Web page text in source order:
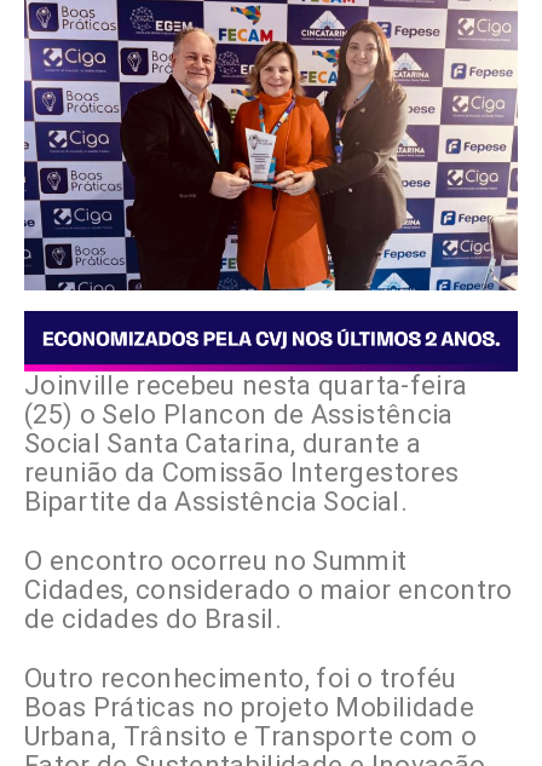
Joinville recebeu nesta quarta-feira
(25) o Selo Plancon de Assistência
Social Santa Catarina, durante a
reunião da Comissão Intergestores
Bipartite da Assistência Social.
O encontro ocorreu no Summit
Cidades, considerado o maior encontro
de cidades do Brasil.
Outro reconhecimento, foi o troféu
Boas Práticas no projeto Mobilidade
Urbana, Trânsito e Transporte com o